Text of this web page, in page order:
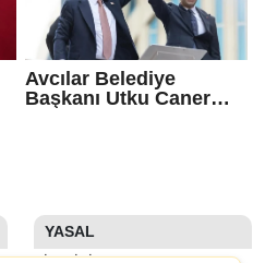
Avcılar Belediye
Başkanı Utku Caner
YASAL